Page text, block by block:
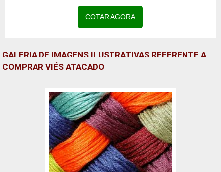
COTAR AGORA
GALERIA DE IMAGENS ILUSTRATIVAS REFERENTE A
COMPRAR VIÉS ATACADO